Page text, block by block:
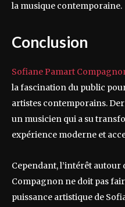
la musique contemporaine.
Conclusion
Sofiane Pamart
la fascination du public
artistes contemporains.
un musicien qui a su
expérience moderne et
Cependant, l’intérêt autour
Compagnon ne doit pas
puissance artistique de